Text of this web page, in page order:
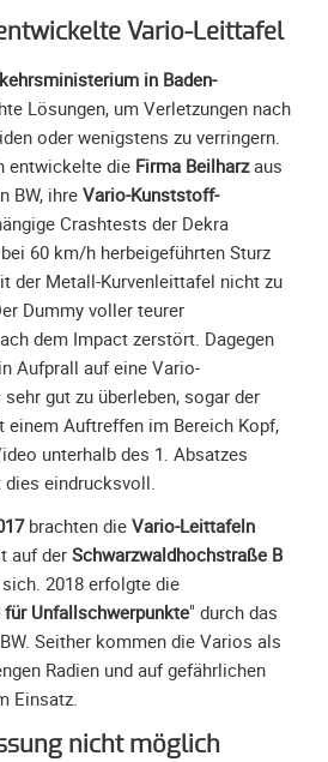
Vario-Leittafel
in Baden-
Lösungen, um Verletzungen nach
oder wenigstens zu verringern.
entwickelte die Firma Beilharzaus
BW, ihre Vario-Kunststoff-
Crashtests der Dekra
60 km/h herbeigeführten Sturz
der Metall-Kurvenleittafel nicht zu
Dummy voller teurer
dem Impact zerstört. Dagegen
Aufprall auf eine Vario-
gut zu überleben, sogar der
Auftreffen im Bereich Kopf,
unterhalb des 1. Absatzes
eindrucksvoll.
brachten die Vario-Leittafeln
auf der Schwarzwaldhochstraße B
2018 erfolgte die
Unfallschwerpunkte" durch das
Seither kommen die Varios als
Radien und auf gefährlichen
Einsatz.
nicht möglich